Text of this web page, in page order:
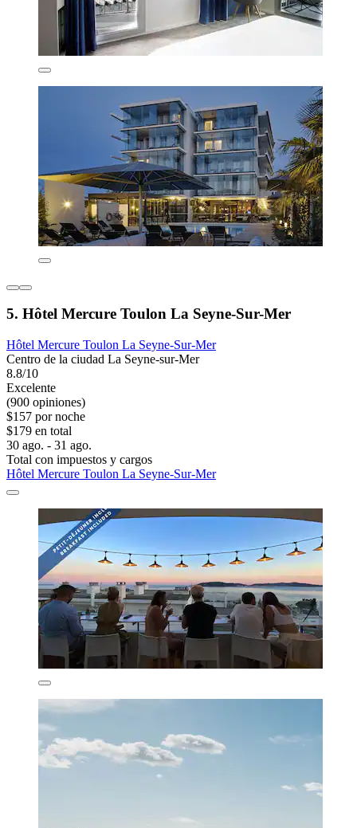
5. Hôtel Mercure Toulon La Seyne-Sur-Mer
Hôtel Mercure Toulon La Seyne-Sur-Mer
Centro de la ciudad La Seyne-sur-Mer
8.8/10
Excelente
(900 opiniones)
$157 por noche
$179 en total
30 ago. - 31 ago.
Total con impuestos y cargos
Hôtel Mercure Toulon La Seyne-Sur-Mer